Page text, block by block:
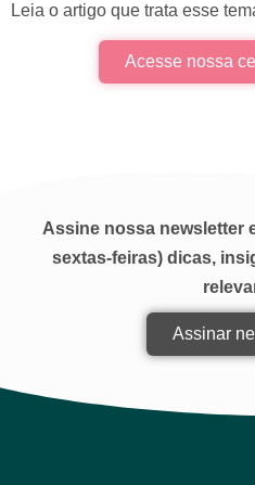
Leia o artigo que trata esse
Acesse nossa
Assine nossa newsletter
sextas-feiras) dicas,
Assinar